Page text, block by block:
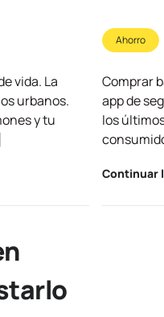
vida. La
urbanos.
y tu
Ahorro
Comprar
app de
los
Continuar